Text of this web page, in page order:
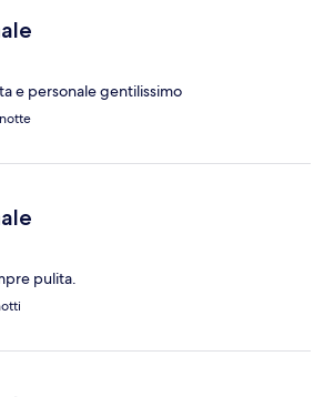
e personale gentilissimo
pulita.